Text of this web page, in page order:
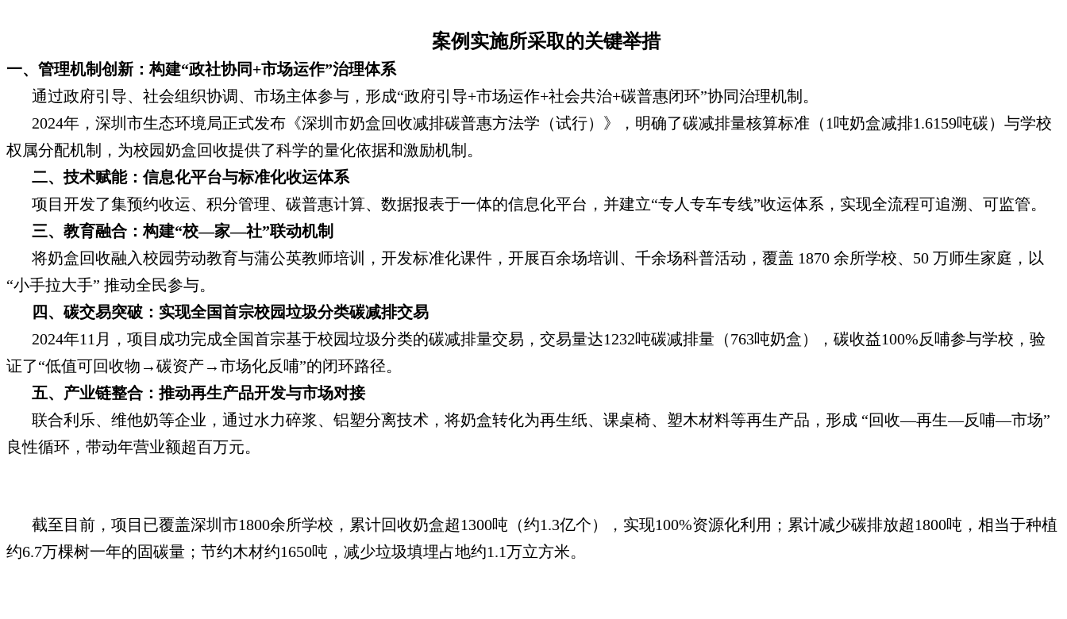
案例实施所采取的关键举措
一、管理机制创新：构建“政社协同+市场运作”治理体系
通过政府引导、社会组织协调、市场主体参与，形成“政府引导+市场运作+社会共治+碳普惠闭环”协同治理机制。
2024年，深圳市生态环境局正式发布《深圳市奶盒回收减排碳普惠方法学（试行）》，明确了碳减排量核算标准（1吨奶盒减排1.6159吨碳）与学校
权属分配机制，为校园奶盒回收提供了科学的量化依据和激励机制。
二、技术赋能：信息化平台与标准化收运体系
项目开发了集预约收运、积分管理、碳普惠计算、数据报表于一体的信息化平台，并建立“专人专车专线”收运体系，实现全流程可追溯、可监管。
三、教育融合：构建“校—家—社”联动机制
将奶盒回收融入校园劳动教育与蒲公英教师培训，开发标准化课件，开展百余场培训、千余场科普活动，覆盖 1870 余所学校、50 万师生家庭，以
“小手拉大手” 推动全民参与。
四、碳交易突破：实现全国首宗校园垃圾分类碳减排交易
2024年11月，项目成功完成全国首宗基于校园垃圾分类的碳减排量交易，交易量达1232吨碳减排量（763吨奶盒），碳收益100%反哺参与学校，验
证了“低值可回收物→碳资产→市场化反哺”的闭环路径。
五、产业链整合：推动再生产品开发与市场对接
联合利乐、维他奶等企业，通过水力碎浆、铝塑分离技术，将奶盒转化为再生纸、课桌椅、塑木材料等再生产品，形成 “回收—再生—反哺—市场”
良性循环，带动年营业额超百万元。
截至目前，项目已覆盖深圳市1800余所学校，累计回收奶盒超1300吨（约1.3亿个），实现100%资源化利用；累计减少碳排放超1800吨，相当于种植
约6.7万棵树一年的固碳量；节约木材约1650吨，减少垃圾填埋占地约1.1万立方米。